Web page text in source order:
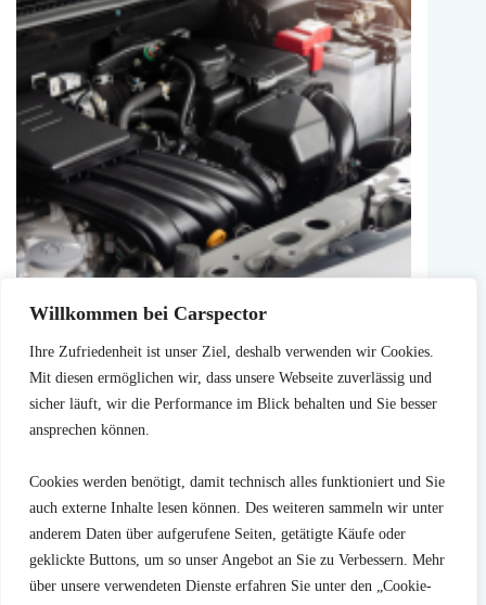
Willkommen bei Carspector
Ihre Zufriedenheit ist unser Ziel, deshalb verwenden wir Cookies.
Mit diesen ermöglichen wir, dass unsere Webseite zuverlässig und
sicher läuft, wir die Performance im Blick behalten und Sie besser
ansprechen können.
Cookies werden benötigt, damit technisch alles funktioniert und Sie
auch externe Inhalte lesen können. Des weiteren sammeln wir unter
anderem Daten über aufgerufene Seiten, getätigte Käufe oder
geklickte Buttons, um so unser Angebot an Sie zu Verbessern. Mehr
über unsere verwendeten Dienste erfahren Sie unter den „Cookie-
Beim Kauf eines Gebrauchtwagens ist eine gründliche
Prüfung des Motors von entscheidender Bedeutung. Der
Motor ist das Herzstück des Fahrzeugs, und potenzielle
Probleme können zu…
WeiterlesenGebrauchtwagencheck:
ZURÜCK NÄCHSTE